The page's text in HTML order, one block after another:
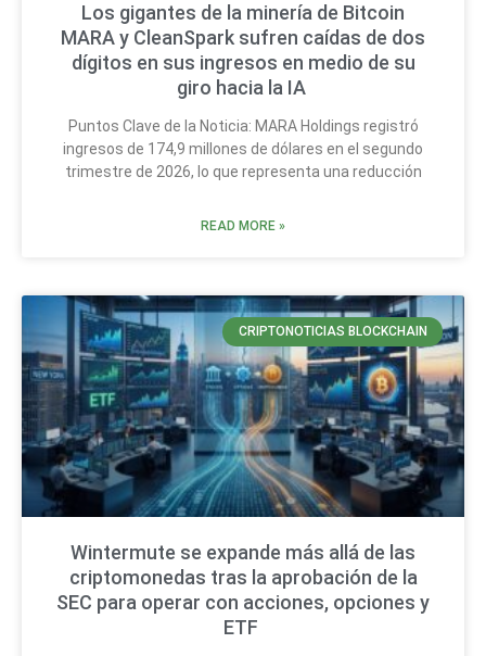
Los gigantes de la minería de Bitcoin
MARA y CleanSpark sufren caídas de dos
dígitos en sus ingresos en medio de su
giro hacia la IA
Puntos Clave de la Noticia: MARA Holdings registró
ingresos de 174,9 millones de dólares en el segundo
trimestre de 2026, lo que representa una reducción
READ MORE »
CRIPTONOTICIAS BLOCKCHAIN
Wintermute se expande más allá de las
criptomonedas tras la aprobación de la
SEC para operar con acciones, opciones y
ETF